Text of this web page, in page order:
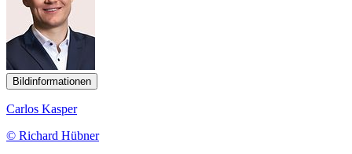
Bildinformationen
Carlos Kasper
© Richard Hübner